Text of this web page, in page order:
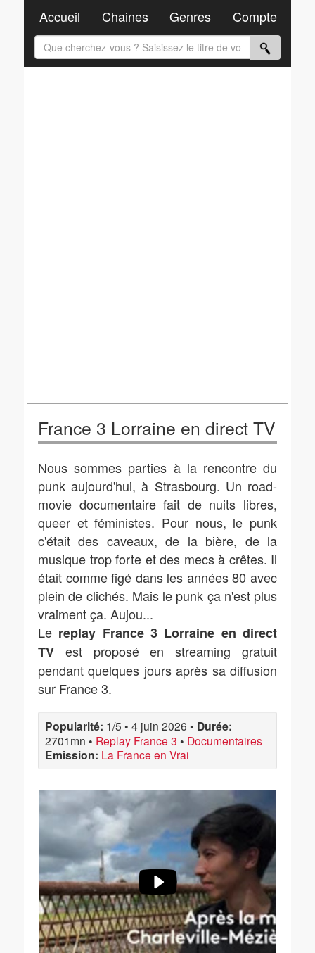
France 3 Lorraine en direct TV
Nous sommes parties à la rencontre du
punk aujourd'hui, à Strasbourg. Un road-
movie documentaire fait de nuits libres,
queer et féministes. Pour nous, le punk
c'était des caveaux, de la bière, de la
musique trop forte et des mecs à crêtes. Il
était comme figé dans les années 80 avec
plein de clichés. Mais le punk ça n'est plus
vraiment ça. Aujou...
Le replay France 3 Lorraine en direct
TV est proposé en streaming gratuit
pendant quelques jours après sa diffusion
sur France 3.
Popularité: 1/5 • 4 juin 2026 • Durée:
2701mn • Replay France 3 • Documentaires
Emission: La France en Vrai
Accueil Chaines Genres Compte